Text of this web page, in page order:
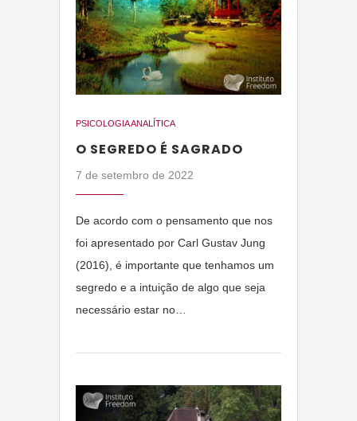
PSICOLOGIA ANALÍTICA
O SEGREDO É SAGRADO
7 de setembro de 2022
De acordo com o pensamento que nos
foi apresentado por Carl Gustav Jung
(2016), é importante que tenhamos um
segredo e a intuição de algo que seja
necessário estar no…